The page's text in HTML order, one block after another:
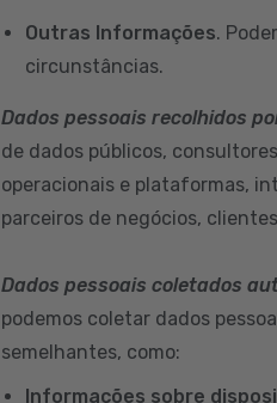
Outras Informações.
circunstâncias.
Dados pessoais recolhidos
de dados públicos,
operacionais e plataformas,
parceiros de negócios,
Dados pessoais coletados
podemos coletar dados
semelhantes, como:
Informações sobre